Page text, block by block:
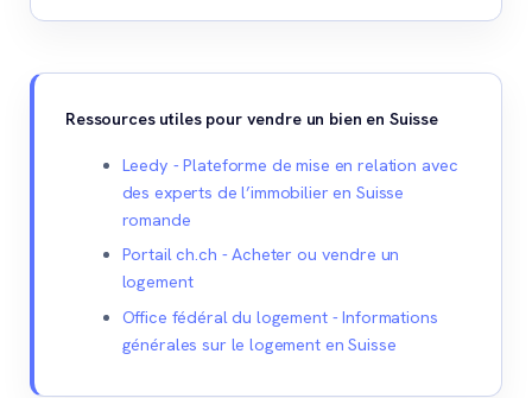
Ressources utiles pour vendre un bien en Suisse
Leedy - Plateforme de mise en relation avec
des experts de l’immobilier en Suisse
romande
Portail ch.ch - Acheter ou vendre un
logement
Office fédéral du logement - Informations
générales sur le logement en Suisse